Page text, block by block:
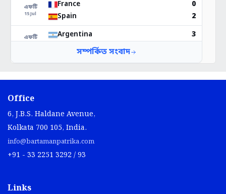
Office
6, J.B.S. Haldane Avenue,
Kolkata 700 105, India.
info@bartamanpatrika.com
+91 - 33 2251 3292 / 93
Links